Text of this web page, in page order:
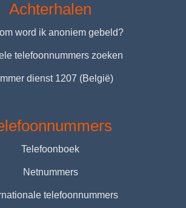
Achterhalen
word ik anoniem gebeld?
telefoonnummers zoeken
dienst 1207 (België)
Telefoonboek
Netnummers
telefoonnummers